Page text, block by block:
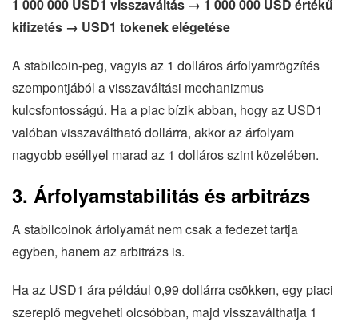
1 000 000 USD1 visszaváltás → 1 000 000 USD értékű
kifizetés → USD1 tokenek elégetése
A stabilcoin-peg, vagyis az 1 dolláros árfolyamrögzítés
szempontjából a visszaváltási mechanizmus
kulcsfontosságú. Ha a piac bízik abban, hogy az USD1
valóban visszaváltható dollárra, akkor az árfolyam
nagyobb eséllyel marad az 1 dolláros szint közelében.
3. Árfolyamstabilitás és arbitrázs
A stabilcoinok árfolyamát nem csak a fedezet tartja
egyben, hanem az arbitrázs is.
Ha az USD1 ára például 0,99 dollárra csökken, egy piaci
szereplő megveheti olcsóbban, majd visszaválthatja 1